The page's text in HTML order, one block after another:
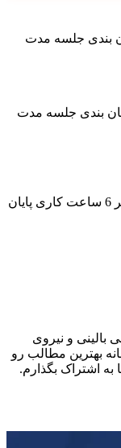
بندی جلسه مدت
بندی جلسه مدت
پایان
و نیروی
بهترین مطالب رو
به اشتراک بگذارم.